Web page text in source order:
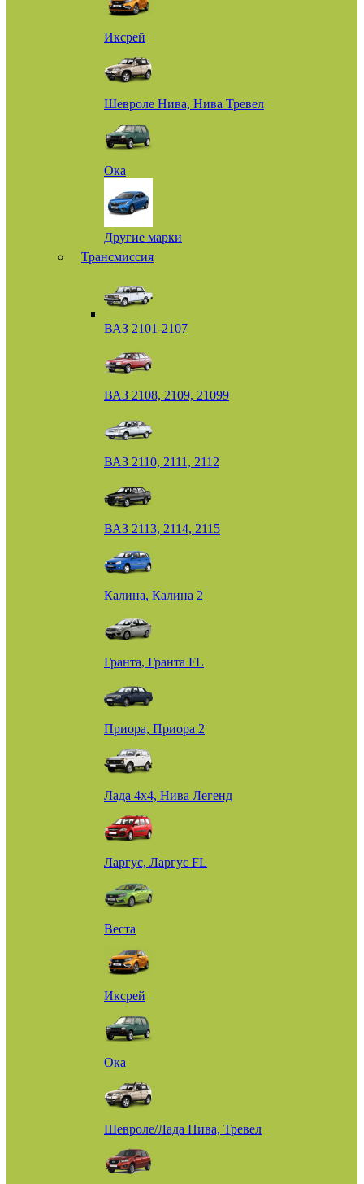
Иксрей
Шевроле Нива, Нива Тревел
Ока
Другие марки
Трансмиссия
ВАЗ 2101-2107
ВАЗ 2108, 2109, 21099
ВАЗ 2110, 2111, 2112
ВАЗ 2113, 2114, 2115
Калина, Калина 2
Гранта, Гранта FL
Приора, Приора 2
Лада 4х4, Нива Легенд
Ларгус, Ларгус FL
Веста
Иксрей
Ока
Шевроле/Лада Нива, Тревел